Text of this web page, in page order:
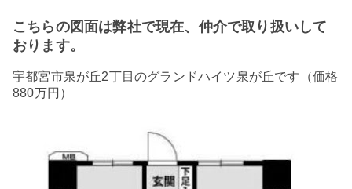
こちらの図面は弊社で現在、仲介で取り扱いして
おります。
宇都宮市泉が丘2丁目のグランドハイツ泉が丘です（価格
880万円）